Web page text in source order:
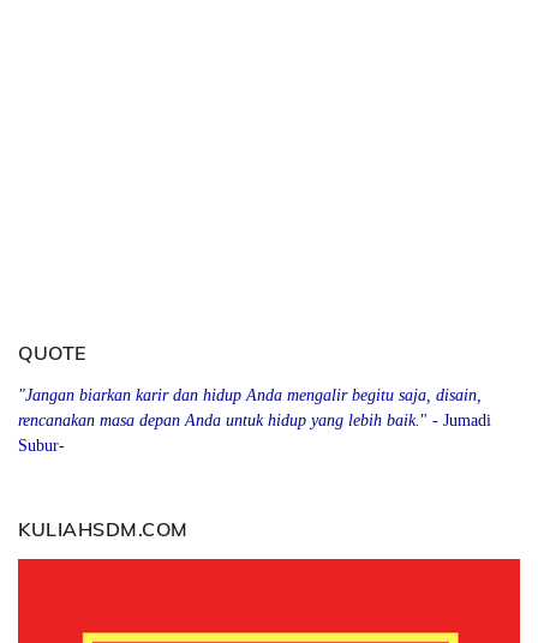
QUOTE
"Jangan biarkan karir dan hidup Anda mengalir begitu saja, disain,
rencanakan masa depan Anda untuk hidup yang lebih baik. " - Jumadi
Subur-
KULIAHSDM.COM